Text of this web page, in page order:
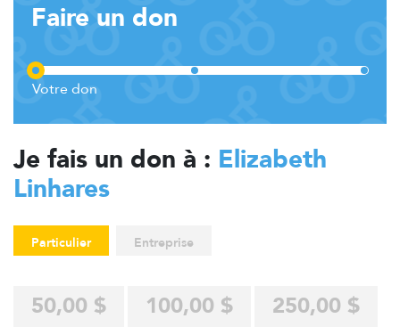
Faire un don
Je fais un don à : Elizabeth
Linhares
Particulier Entreprise
50,00 $ 100,00 $
250,00 $